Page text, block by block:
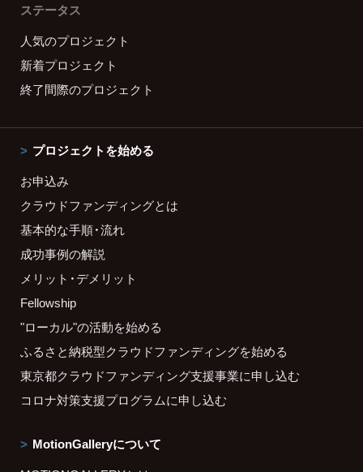
ステータス
人気のプロジェクト
新着プロジェクト
終了間際のプロジェクト
プロジェクトを始める
お申込み
クラウドファンディングとは
基本的な手順・流れ
成功事例の解説
メリット・デメリット
Fellowship
"ローカル"の活動を始める
ふるさと納税型クラウドファンディングを始める
東京都クラウドファンディング支援事業に申し込む
コロナ対策支援プログラムに申し込む
MotionGalleryについて